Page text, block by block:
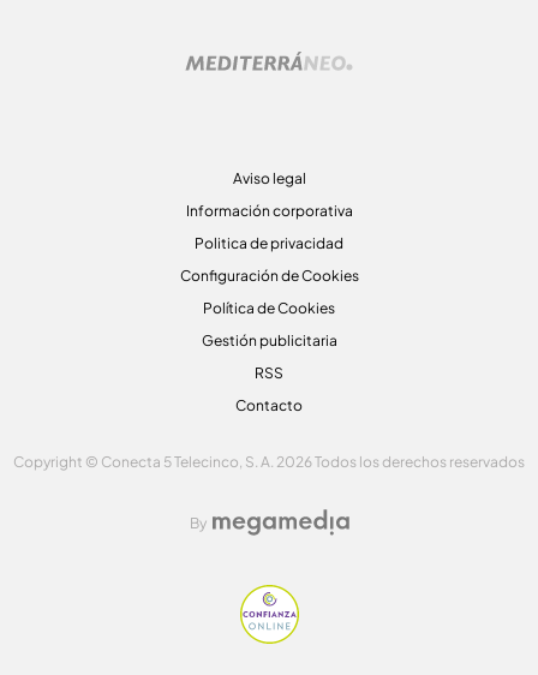
Aviso legal
Información corporativa
Politica de privacidad
Configuración de Cookies
Política de Cookies
Gestión publicitaria
RSS
Contacto
Copyright © Conecta 5 Telecinco, S. A. 2026 Todos los derechos reservados
By